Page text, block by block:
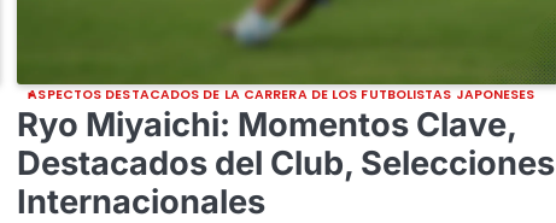
ASPECTOS DESTACADOS DE LA CARRERA DE LOS FUTBOLISTAS JAPONESES
Ryo Miyaichi: Momentos Clave,
Destacados del Club, Selecciones
Internacionales